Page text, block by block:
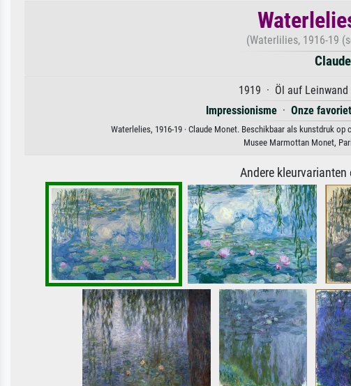
(Waterlilies, 1916-19
1919 · Öl auf
Impressionisme· Onze
Waterlelies, 1916-19 · Claude Monet. Beschikbaar als kunstdruk
Musee Marmottan Monet,
Andere